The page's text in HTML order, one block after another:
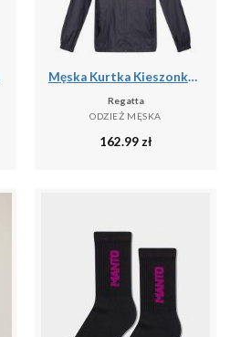
Męska Kurtka Kieszonkowa + Worek Pack It III
Regatta
ODZIEŻ MĘSKA
162.99zł